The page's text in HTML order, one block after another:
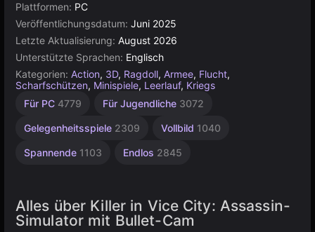
Plattformen: PC
Veröffentlichungsdatum: Juni 2025
Letzte Aktualisierung: August 2026
Unterstützte Sprachen: Englisch
Kategorien: Action, 3D, Ragdoll, Armee, Flucht,
Scharfschützen, Minispiele, Leerlauf, Kriegs
Für PC 4779 Für Jugendliche 3072
Gelegenheitsspiele 2309 Vollbild 1040
Spannende 1103 Endlos 2845
Kunst
Agility
Desktop
Sandbox
Hochwertige
Russisch
Browser
Unity
3172
Alles über Killer in Vice City: Assassin-
Simulator mit Bullet-Cam